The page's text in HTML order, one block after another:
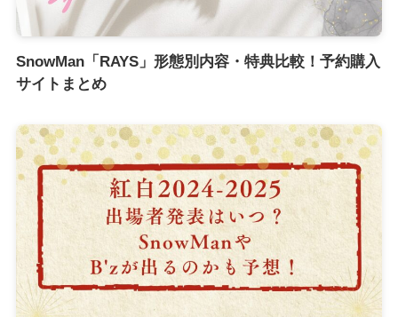
SnowMan「RAYS」形態別内容・特典比較！予約購入
サイトまとめ